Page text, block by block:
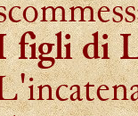
figli di